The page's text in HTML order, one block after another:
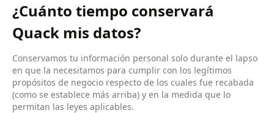
¿Cuánto tiempo conservará
Quack mis datos?
Conservamos tu información personal solo durante el lapso
en que la necesitamos para cumplir con los legítimos
propósitos de negocio respecto de los cuales fue recabada
(como se establece más arriba) y en la medida que lo
permitan las leyes aplicables.